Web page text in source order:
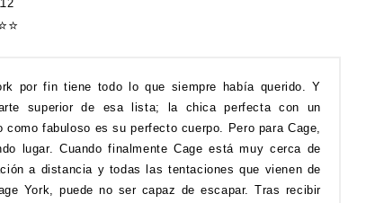
⭐
por fin tiene todo lo que siempre había querido. Y
superior de esa lista; la chica perfecta con un
como fabuloso es su perfecto cuerpo. Pero para Cage,
lugar. Cuando finalmente Cage está muy cerca de
a distancia y todas las tentaciones que vienen de
York, puede no ser capaz de escapar. Tras recibir